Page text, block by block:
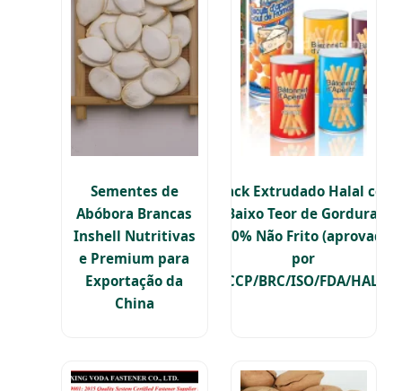
Sementes de
Abóbora Brancas
Inshell Nutritivas
e Premium para
Exportação da
China
Snack Extrudado Halal com
Baixo Teor de Gordura,
100% Não Frito (aprovado
por
HACCP/BRC/ISO/FDA/HALAL)